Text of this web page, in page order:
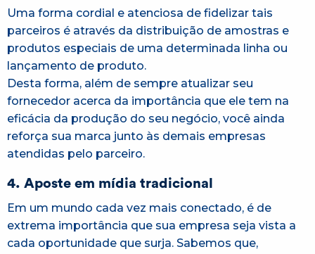
Uma forma cordial e atenciosa de fidelizar tais
parceiros é através da distribuição de amostras e
produtos especiais de uma determinada linha ou
lançamento de produto.
Desta forma, além de sempre atualizar seu
fornecedor acerca da importância que ele tem na
eficácia da produção do seu negócio, você ainda
reforça sua marca junto às demais empresas
atendidas pelo parceiro.
4. Aposte em mídia tradicional
Em um mundo cada vez mais conectado, é de
extrema importância que sua empresa seja vista a
cada oportunidade que surja. Sabemos que,